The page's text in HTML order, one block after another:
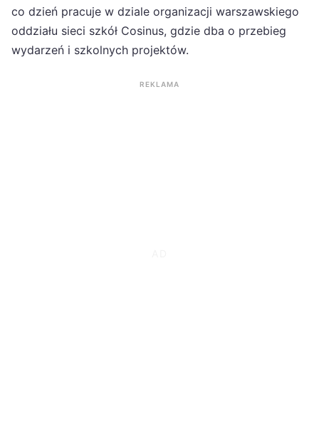
co dzień pracuje w dziale organizacji warszawskiego
oddziału sieci szkół Cosinus, gdzie dba o przebieg
wydarzeń i szkolnych projektów.
REKLAMA